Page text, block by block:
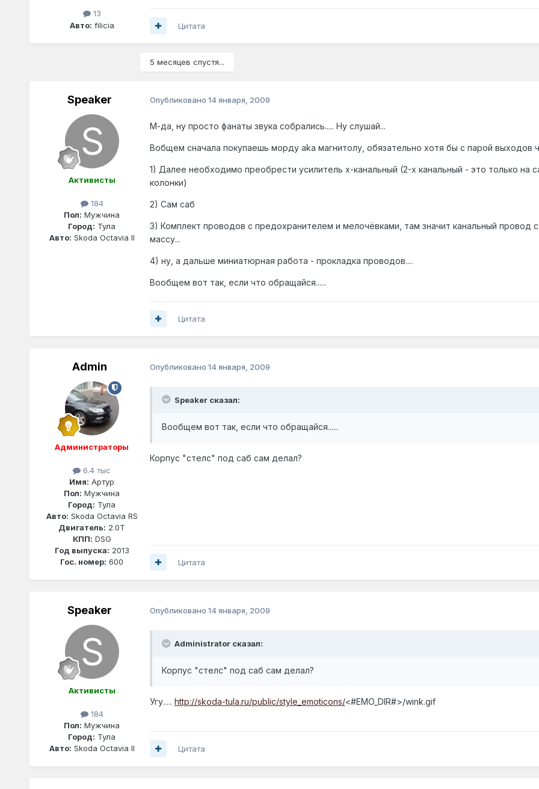
13
Авто: filicia Цитата
5 месяцев спустя...
Speaker
Активисты
184
Пол: Мужчина
Город: Тула
Авто: Skoda Octavia II
Опубликовано 14 января, 2009
М-да, ну просто фанаты звука собрались..... Ну слушай...
Вобщем сначала покупаешь морду aka магнитолу, обязательно хотя бы с парой выходов
1) Далее необходимо преобрести усилитель х-канальный (2-х канальный - это только на
колонки)
2) Сам саб
3) Комплект проводов с предохранителем и мелочёвками, там значит канальный провод
массу...
4) ну, а дальше миниатюрная работа - прокладка проводов....
Вообщем вот так, если что обращайся......
Цитата
Admin
Администраторы
6.4 тыс
Имя: Артур
Пол: Мужчина
Город: Тула
Авто: Skoda Octavia RS
Двигатель: 2.0T
КПП: DSG
Год выпуска: 2013
Гос. номер: 600
Опубликовано 14 января, 2009
Speaker сказал:
Вообщем вот так, если что обращайся......
Корпус "стелс" под саб сам делал?
Цитата
Speaker
Активисты
184
Пол: Мужчина
Город: Тула
Авто: Skoda Octavia II
Опубликовано 14 января, 2009
Administrator сказал:
Корпус "стелс" под саб сам делал?
Угу..... http://skoda-tula.ru/public/style_emoticons/<#EMO_DIR#>/wink.gif
Цитата